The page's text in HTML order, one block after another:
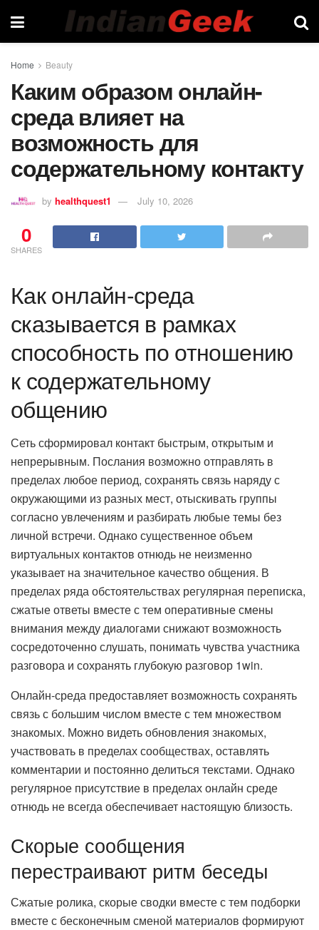
Home Beauty
Каким образом онлайн-
среда влияет на
возможность для
содержательному контакту
by healthquest1 July 10, 2026
0
SHARES
Как онлайн-среда
сказывается в рамках
способность по отношению
к содержательному
общению
Сеть сформировал контакт быстрым, открытым и
непрерывным. Послания возможно отправлять в
пределах любое период, сохранять связь наряду с
окружающими из разных мест, отыскивать группы
согласно увлечениям и разбирать любые темы без
личной встречи. Однако существенное объем
виртуальных контактов отнюдь не неизменно
указывает на значительное качество общения. В
пределах ряда обстоятельствах регулярная переписка,
сжатые ответы вместе с тем оперативные смены
внимания между диалогами снижают возможность
сосредоточенно слушать, понимать чувства участника
разговора и сохранять глубокую разговор 1win.
Онлайн-среда предоставляет возможность сохранять
связь с большим числом вместе с тем множеством
знакомых. Можно видеть обновления знакомых,
участвовать в пределах сообществах, оставлять
комментарии и постоянно делиться текстами. Однако
регулярное присутствие в пределах онлайн среде
отнюдь не всегда обеспечивает настоящую близость.
Скорые сообщения
перестраивают ритм беседы
Сжатые ролика, скорые сводки вместе с тем подборки
вместе с бесконечным сменой материалов формируют